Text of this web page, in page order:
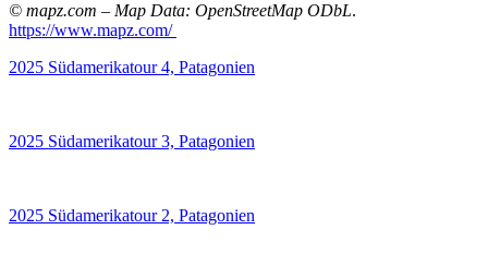
© mapz.com – Map Data: OpenStreetMap ODbL.
https://www.mapz.com/
2025 Südamerikatour 4, Patagonien
2025 Südamerikatour 3, Patagonien
2025 Südamerikatour 2, Patagonien